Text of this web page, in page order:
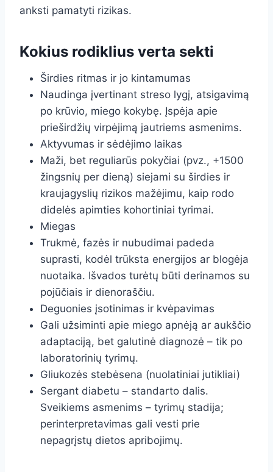
anksti pamatyti rizikas.
Kokius rodiklius verta sekti
Širdies ritmas ir jo kintamumas
Naudinga įvertinant streso lygį, atsigavimą
po krūvio, miego kokybę. Įspėja apie
prieširdžių virpėjimą jautriems asmenims.
Aktyvumas ir sėdėjimo laikas
Maži, bet reguliarūs pokyčiai (pvz., +1500
žingsnių per dieną) siejami su širdies ir
kraujagyslių rizikos mažėjimu, kaip rodo
didelės apimties kohortiniai tyrimai.
Miegas
Trukmė, fazės ir nubudimai padeda
suprasti, kodėl trūksta energijos ar blogėja
nuotaika. Išvados turėtų būti derinamos su
pojūčiais ir dienoraščiu.
Deguonies įsotinimas ir kvėpavimas
Gali užsiminti apie miego apnėją ar aukščio
adaptaciją, bet galutinė diagnozė – tik po
laboratorinių tyrimų.
Gliukozės stebėsena (nuolatiniai jutikliai)
Sergant diabetu – standarto dalis.
Sveikiems asmenims – tyrimų stadija;
perinterpretavimas gali vesti prie
nepagrįstų dietos apribojimų.